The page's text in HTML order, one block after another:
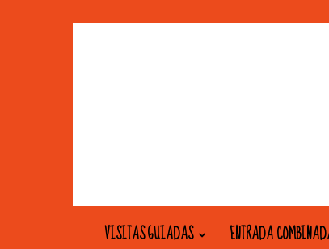
VISITAS GUIADAS ENTRADA